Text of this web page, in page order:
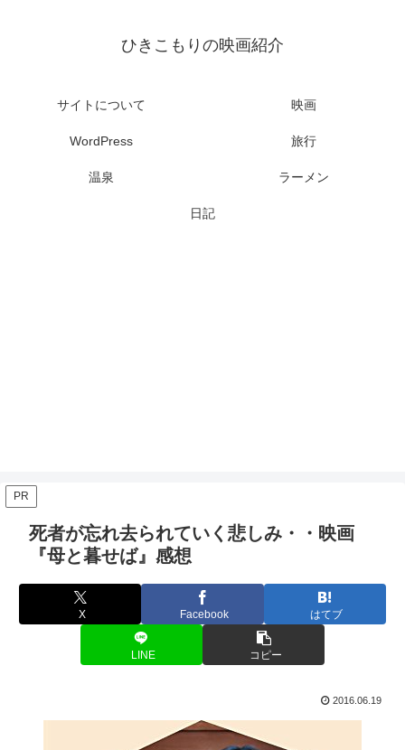
ひきこもりの映画紹介
サイトについて 映画
WordPress 旅行
温泉 ラーメン
日記
PR
死者が忘れ去られていく悲しみ・・映画
『母と暮せば』感想
X Facebook はてブ
LINE コピー
2016.06.19